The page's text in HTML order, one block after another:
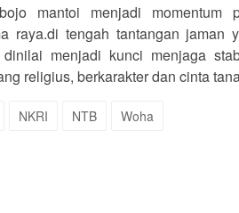
mantoi menjadi momentum
raya.di tengah tantangan jaman
menjadi kunci menjaga
religius, berkarakter dan cinta
NKRI NTB Woha